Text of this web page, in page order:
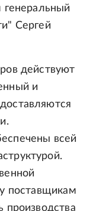
Сергей
действуют
и
всей
поставщикам
производства